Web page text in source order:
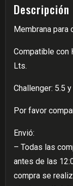
Descripción
Membrana para
Compatible con
Lts.
Challenger: 5.5
Por favor
Envió:
– Todas las
antes de las
compra se